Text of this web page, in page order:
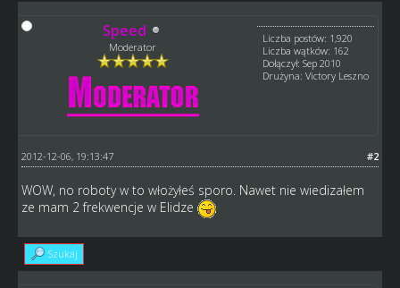
Speed
Moderator
Liczba postów: 1,920
Liczba wątków: 162
Dołączył: Sep 2010
Drużyna: Victory Leszno
#2
2012-12-06, 19:13:47
WOW, no roboty w to włożyłeś sporo. Nawet nie wiedizałem
ze mam 2 frekwencje w Elidze
Szukaj